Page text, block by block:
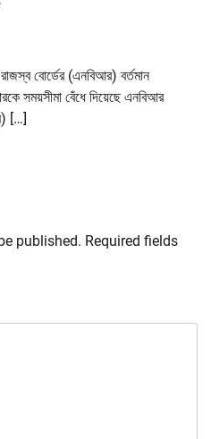
বোর্ডের (এনবিআর) বর্তমান
সময়সীমা বেঁধে দিয়েছে এনবিআর
[…]
published. Required fields